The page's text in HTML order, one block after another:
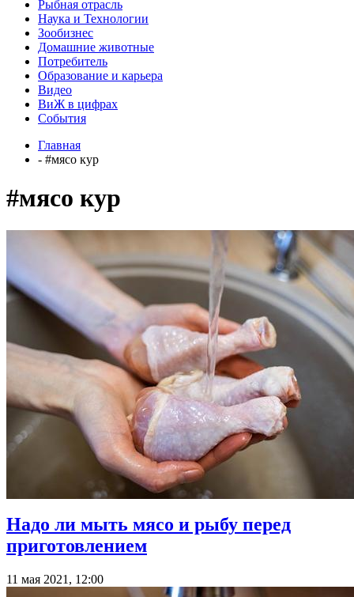
Рыбная отрасль
Наука и Технологии
Зообизнес
Домашние животные
Потребитель
Образование и карьера
Видео
ВиЖ в цифрах
События
Главная
- #мясо кур
#мясо кур
Надо ли мыть мясо и рыбу перед
приготовлением
11 мая 2021, 12:00